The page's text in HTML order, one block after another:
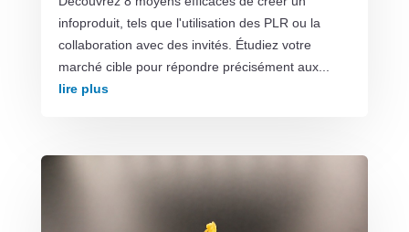
infoproduit, tels que l'utilisation des PLR ou la
collaboration avec des invités. Étudiez votre
marché cible pour répondre précisément aux...
lire plus